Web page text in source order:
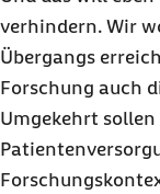
verhindern. Wir
Übergangs
Forschung auch
Umgekehrt